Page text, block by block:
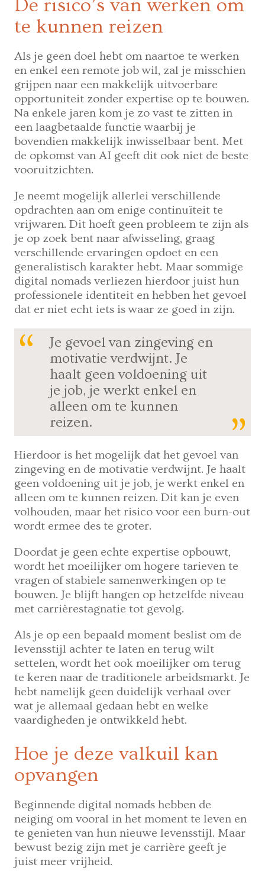
De risico’s van werken om
te kunnen reizen
Als je geen doel hebt om naartoe te werken
en enkel een remote job wil, zal je misschien
grijpen naar een makkelijk uitvoerbare
opportuniteit zonder expertise op te bouwen.
Na enkele jaren kom je zo vast te zitten in
een laagbetaalde functie waarbij je
bovendien makkelijk inwisselbaar bent. Met
de opkomst van AI geeft dit ook niet de beste
vooruitzichten.
Je neemt mogelijk allerlei verschillende
opdrachten aan om enige continuïteit te
vrijwaren. Dit hoeft geen probleem te zijn als
je op zoek bent naar afwisseling, graag
verschillende ervaringen opdoet en een
generalistisch karakter hebt. Maar sommige
digital nomads verliezen hierdoor juist hun
professionele identiteit en hebben het gevoel
dat er niet echt iets is waar ze goed in zijn.
Je gevoel van zingeving en
motivatie verdwijnt. Je
haalt geen voldoening uit
je job, je werkt enkel en
alleen om te kunnen
reizen.
Hierdoor is het mogelijk dat het gevoel van
zingeving en de motivatie verdwijnt. Je haalt
geen voldoening uit je job, je werkt enkel en
alleen om te kunnen reizen. Dit kan je even
volhouden, maar het risico voor een burn-out
wordt ermee des te groter.
Doordat je geen echte expertise opbouwt,
wordt het moeilijker om hogere tarieven te
vragen of stabiele samenwerkingen op te
bouwen. Je blijft hangen op hetzelfde niveau
met carrièrestagnatie tot gevolg.
Als je op een bepaald moment beslist om de
levensstijl achter te laten en terug wilt
settelen, wordt het ook moeilijker om terug
te keren naar de traditionele arbeidsmarkt. Je
hebt namelijk geen duidelijk verhaal over
wat je allemaal gedaan hebt en welke
vaardigheden je ontwikkeld hebt.
Hoe je deze valkuil kan
opvangen
Beginnende digital nomads hebben de
neiging om vooral in het moment te leven en
te genieten van hun nieuwe levensstijl. Maar
bewust bezig zijn met je carrière geeft je
juist meer vrijheid.